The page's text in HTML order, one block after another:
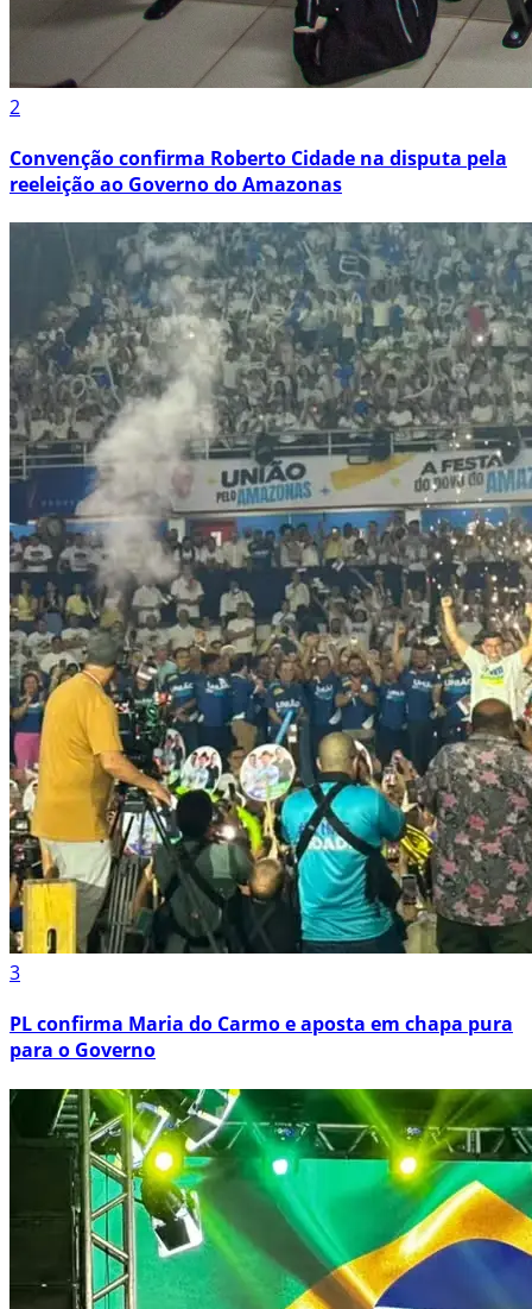
2
Convenção confirma Roberto Cidade na disputa pela
reeleição ao Governo do Amazonas
3
PL confirma Maria do Carmo e aposta em chapa pura
para o Governo